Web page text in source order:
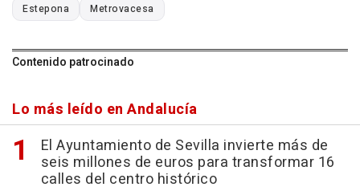
Estepona Metrovacesa
Contenido patrocinado
Lo más leído en Andalucía
El Ayuntamiento de Sevilla invierte más de
seis millones de euros para transformar 16
calles del centro histórico